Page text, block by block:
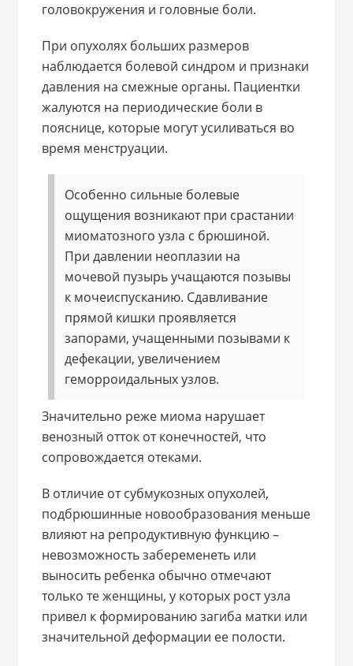
головокружения и головные боли.
При опухолях больших размеров
наблюдается болевой синдром и признаки
давления на смежные органы. Пациентки
жалуются на периодические боли в
пояснице, которые могут усиливаться во
время менструации.
Особенно сильные болевые
ощущения возникают при срастании
миоматозного узла с брюшиной.
При давлении неоплазии на
мочевой пузырь учащаются позывы
к мочеиспусканию. Сдавливание
прямой кишки проявляется
запорами, учащенными позывами к
дефекации, увеличением
геморроидальных узлов.
Значительно реже миома нарушает
венозный отток от конечностей, что
сопровождается отеками.
В отличие от субмукозных опухолей,
подбрюшинные новообразования меньше
влияют на репродуктивную функцию –
невозможность забеременеть или
выносить ребенка обычно отмечают
только те женщины, у которых рост узла
привел к формированию загиба матки или
значительной деформации ее полости.